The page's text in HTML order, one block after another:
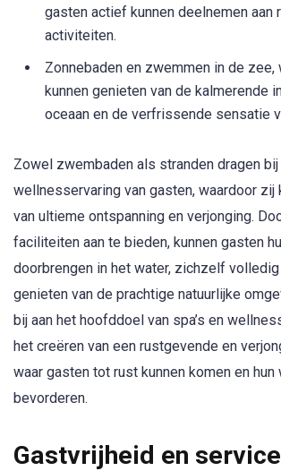
gasten actief kunnen deelnemen aan
activiteiten.
Zonnebaden en zwemmen in de zee,
kunnen genieten van de kalmerende
oceaan en de verfrissende sensatie
Zowel zwembaden als stranden dragen
wellnesservaring van gasten, waardoor zij
van ultieme ontspanning en verjonging.
faciliteiten aan te bieden, kunnen gasten
doorbrengen in het water, zichzelf
genieten van de prachtige natuurlijke
bij aan het hoofddoel van spa’s en
het creëren van een rustgevende en
waar gasten tot rust kunnen komen en hun
bevorderen.
Gastvrijheid en service